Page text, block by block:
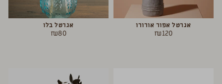
אגרטל אפור אורורו
₪120
אגרטל בלו
₪80